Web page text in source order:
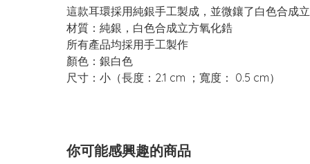
這款耳環採用純銀手工製成，並微鑲了白色合成立
材質：純銀，白色合成立方氧化鋯
所有產品均採用手工製作
顏色：銀白色
尺寸：小（長度：2.1 cm ；寬度： 0.5 cm）
你可能感興趣的商品